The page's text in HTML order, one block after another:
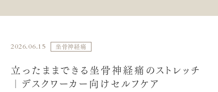
2026.06.15 坐骨神経痛
立ったままできる坐骨神経痛のストレッチ
｜デスクワーカー向けセルフケア